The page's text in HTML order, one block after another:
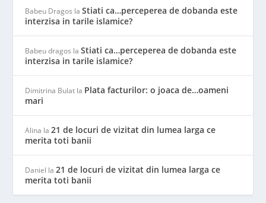
Babeu Dragos laStiati ca…perceperea de dobanda este
interzisa in tarile islamice?
Babeu dragos laStiati ca…perceperea de dobanda este
interzisa in tarile islamice?
Dimitrina Bulat la Plata facturilor: o joaca de…oameni
mari
Alina la21 de locuri de vizitat din lumea larga ce
merita toti banii
Daniel la21 de locuri de vizitat din lumea larga ce
merita toti banii